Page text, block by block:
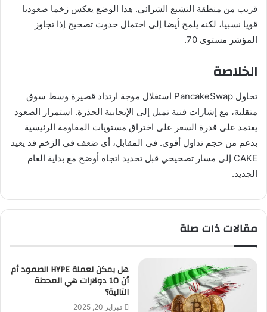
قريب من منطقة التشبع الشرائي. هذا الوضع يعكس زخما صعوديا
قويا نسبيا، لكنه يلمح أيضا إلى احتمال حدوث تصحيح إذا تجاوز
المؤشر مستوى 70.
الخلاصة
تحاول PancakeSwap استغلال موجة ارتداد قصيرة وسط سوق
متقلبة، مع إشارات فنية تميل إلى الإيجابية الحذرة. استمرار الصعود
يعتمد على قدرة السعر على اختراق مستويات المقاومة الرئيسية
بدعم من حجم تداول أقوى. في المقابل، أي ضعف في الزخم قد يعيد
CAKE إلى مسار تصحيحي قبل تحديد اتجاه أوضح مع بداية العام
الجديد.
مقالات ذات صلة
هل يمكن لعملة HYPE الصمود أم
أن 10 دولارات هي المحطة
التالية؟
فبراير 20, 2025